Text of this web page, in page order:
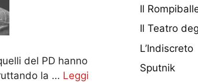
del PD hanno
la … Leggi
Il
Il Teatro
L’Indiscreto
Sputnik